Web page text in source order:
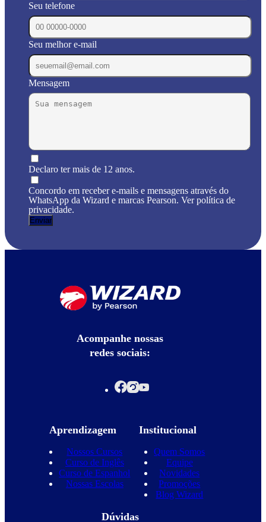
Seu telefone
Seu melhor e-mail
Mensagem
Declaro ter mais de 12 anos.
Concordo em receber e-mails e mensagens através do
WhatsApp da Wizard e marcas Pearson. Ver política de
privacidade.
Acompanhe nossas
redes sociais:
Aprendizagem
Nossos Cursos
Curso de Inglês
Curso de Espanhol
Nossas Escolas
Institucional
Quem Somos
Equipe
Novidades
Promoções
Blog Wizard
Dúvidas